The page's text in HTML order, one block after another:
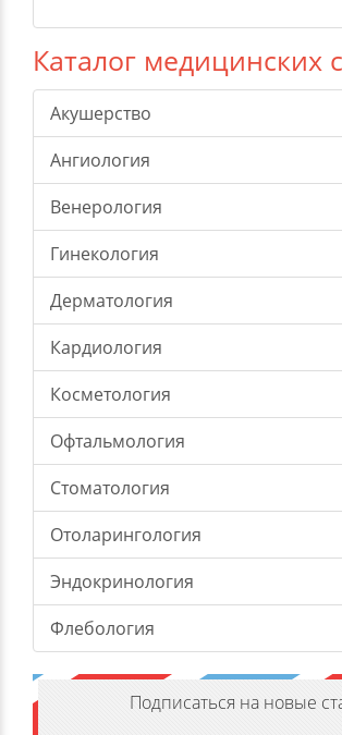
Каталог медицинских
Акушерство
Ангиология
Венерология
Гинекология
Дерматология
Кардиология
Косметология
Офтальмология
Стоматология
Отоларингология
Эндокринология
Флебология
Подписаться на новые